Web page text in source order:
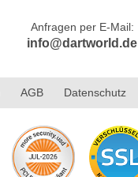
Anfragen per E-Mail:
info@dartworld.de
AGB Datenschutz